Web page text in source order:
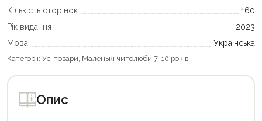
Кількість сторінок
160
Рік видання
2023
Мова
Українська
Категорії: Усі товари, Маленькі читолюби 7-10 років
Опис